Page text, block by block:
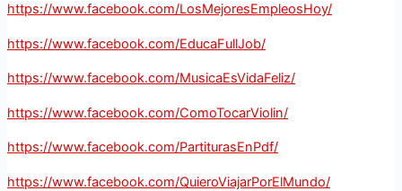
https://www.facebook.com/LosMejoresEmpleosHoy/
https://www.facebook.com/EducaFullJob/
https://www.facebook.com/MusicaEsVidaFeliz/
https://www.facebook.com/ComoTocarViolin/
https://www.facebook.com/PartiturasEnPdf/
https://www.facebook.com/QuieroViajarPorElMundo/